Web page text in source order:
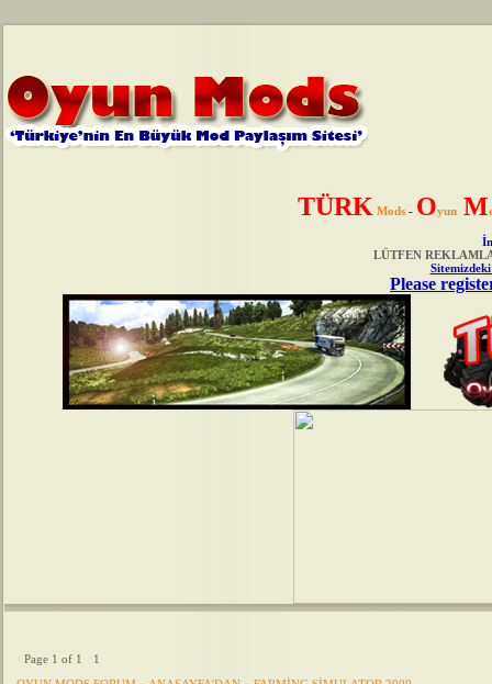
TÜRK Mods - Oyun M
LÜTFEN
Please
Page 1 of 1
1